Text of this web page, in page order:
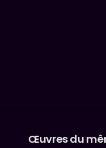
Œuvres du